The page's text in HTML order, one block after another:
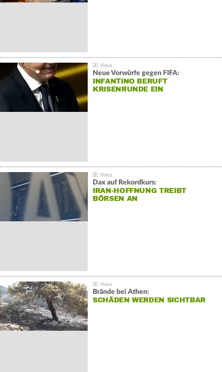
Neue Vorwürfe gegen FIFA:
INFANTINO BERUFT
KRISENRUNDE EIN
Dax auf Rekordkurs:
IRAN-HOFFNUNG TREIBT
BÖRSEN AN
Brände bei Athen:
SCHÄDEN WERDEN SICHTBAR